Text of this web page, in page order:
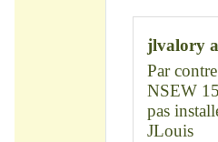
jlvalory
Par
NSEW
pas
JLouis